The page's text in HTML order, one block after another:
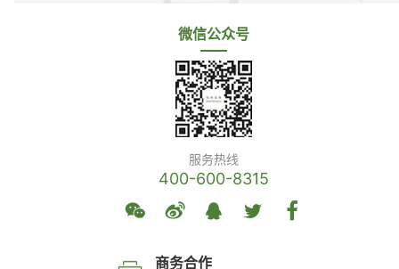
微信公众号
服务热线
400-600-8315
商务合作